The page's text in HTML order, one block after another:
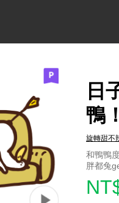
日
鴨！
旋轉甜不
和鴨鴨
胖都兔